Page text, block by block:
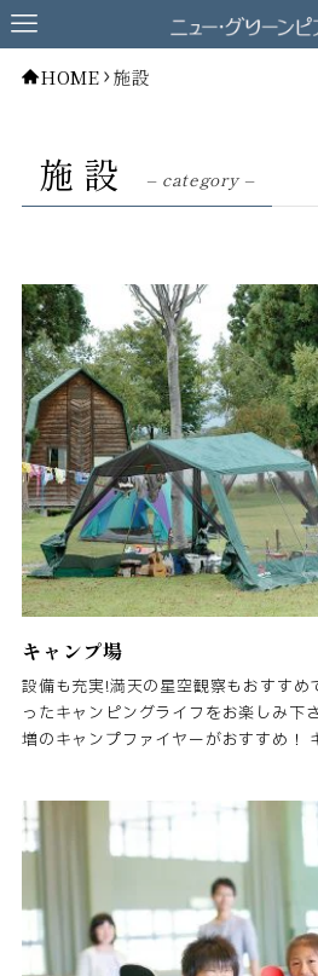
HOME 施設
施設 – category –
キャンプ場
設備も充実!満天の星空観察もおすすめ
ったキャンピングライフをお楽しみ下
増のキャンプファイヤーがおすすめ！